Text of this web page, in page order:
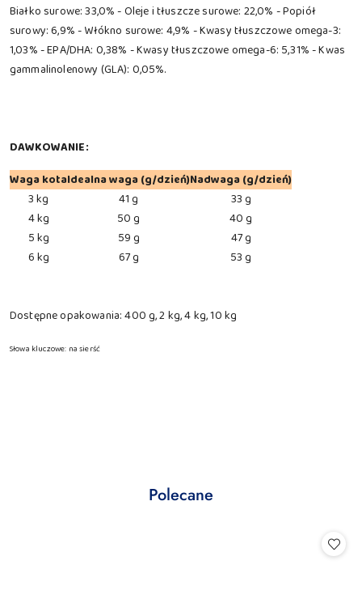
Białko surowe: 33,0% - Oleje i tłuszcze surowe: 22,0% - Popiół
surowy: 6,9% - Włókno surowe: 4,9% - Kwasy tłuszczowe omega-3:
1,03% - EPA/DHA: 0,38% - Kwasy tłuszczowe omega-6: 5,31% - Kwas
gammalinolenowy (GLA): 0,05%.
DAWKOWANIE:
Waga kotaIdealna waga (g/dzień)Nadwaga (g/dzień)
3 kg
41 g
33 g
4 kg
50 g
40 g
5 kg
59 g
47 g
6 kg
67 g 53 g
Dostępne opakowania: 400 g, 2 kg, 4 kg, 10 kg
Słowa kluczowe: na sierść
Pomiń karuzelę produktów
Produkty
Polecane